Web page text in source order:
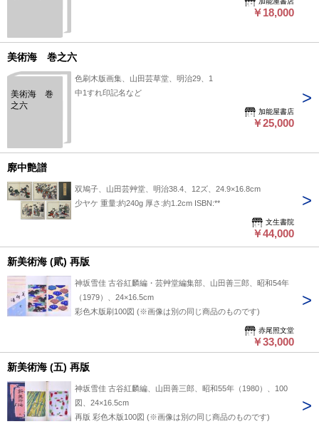
￥18,000
美術海 巻之六
美術海 巻
之六
色刷木版画集、山田芸草堂、明治29、1
中1すれ印記名など
加能屋書店
￥25,000
廓中艶譜
双鳩子、山田芸艸堂、明治38.4、12ズ、24.9×16.8cm
少ヤケ 重量:約240g 厚さ:約1.2cm ISBN:**
文生書院
￥44,000
新美術海 (貮) 再版
神坂雪佳 古谷紅麟編・芸艸堂編集部、山田善三郎、昭和54年
（1979）、24×16.5cm
彩色木版刷100図 (※画像は別の同じ商品のものです)
赤尾照文堂
￥33,000
新美術海 (五) 再版
神坂雪佳 古谷紅麟編、山田善三郎、昭和55年（1980）、100
図、24×16.5cm
再版 彩色木版100図 (※画像は別の同じ商品のものです)